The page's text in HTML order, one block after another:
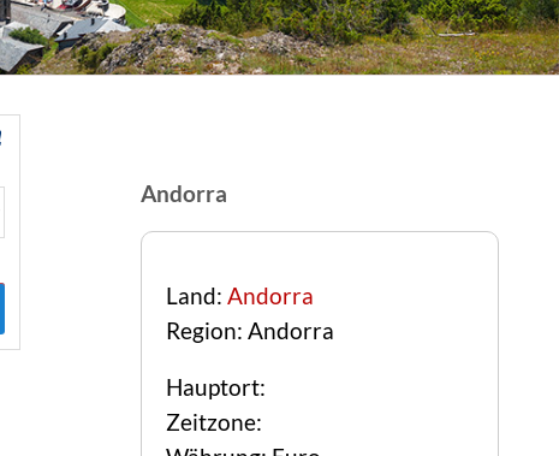
Andorra
Land: Andorra
Region: Andorra
Hauptort:
Zeitzone: